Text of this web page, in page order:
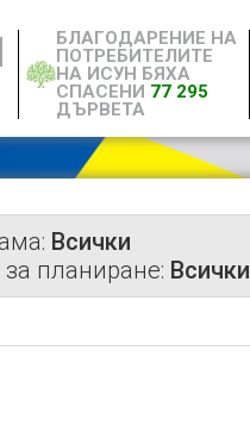
БЛАГОДАРЕНИЕ НА
ПОТРЕБИТЕЛИТЕ
НА ИСУН БЯХА
СПАСЕНИ 77 295
ДЪРВЕТА
Всички
планиране: Всички